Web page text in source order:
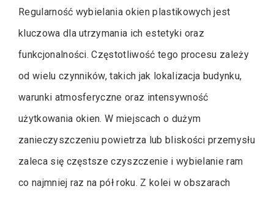
Regularność wybielania okien plastikowych jest
kluczowa dla utrzymania ich estetyki oraz
funkcjonalności. Częstotliwość tego procesu zależy
od wielu czynników, takich jak lokalizacja budynku,
warunki atmosferyczne oraz intensywność
użytkowania okien. W miejscach o dużym
zanieczyszczeniu powietrza lub bliskości przemysłu
zaleca się częstsze czyszczenie i wybielanie ram
co najmniej raz na pół roku. Z kolei w obszarach